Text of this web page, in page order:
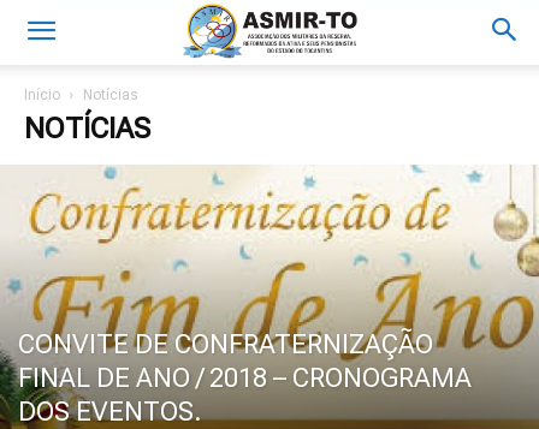
Início Notícias
NOTÍCIAS
CONVITE DE CONFRATERNIZAÇÃO
FINAL DE ANO / 2018 – CRONOGRAMA
DOS EVENTOS.